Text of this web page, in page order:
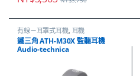
有線－耳罩式耳機, 耳機
鐵三角 ATH-M30X 監聽耳機
Audio-technica